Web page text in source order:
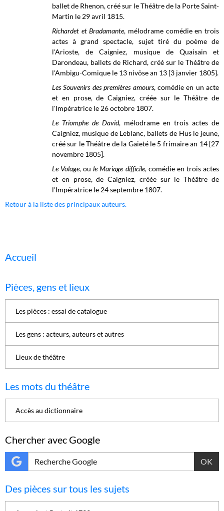
ballet de Rhenon, créé sur le Théâtre de la Porte Saint-
Martin le 29 avril 1815.
Richardet et Bradamante, mélodrame comédie en trois
actes à grand spectacle, sujet tiré du poème de
l'Arioste, de Caigniez, musique de Quaisain et
Darondeau, ballets de Richard, créé sur le Théâtre de
l'Ambigu-Comique le 13 nivôse an 13 [3 janvier 1805}.
Les Souvenirs des premières amours, comédie en un acte
et en prose, de Caigniez, créée sur leThéâtre de
l'Impératrice le 26 octobre 1807.
Le Triomphe de David, mélodrame en trois actes de
Caigniez, musique de Leblanc, ballets de Hus le jeune,
créé sur leThéâtre de la Gaietéle 5 frimaire an 14 [27
novembre 1805].
Le Volage,ou le Mariage difficile, comédie en trois actes
et en prose, de Caigniez, créée sur leThéâtre de
l'Impératrice le 24 septembre 1807.
Retour à la liste des principaux auteurs.
Accueil
Pièces, gens et lieux
Les pièces : essai de catalogue
Les gens : acteurs, auteurs et autres
Lieux de théâtre
Les mots du théâtre
Accès au dictionnaire
Chercher avec Google
OK
Des pièces sur tous les sujets